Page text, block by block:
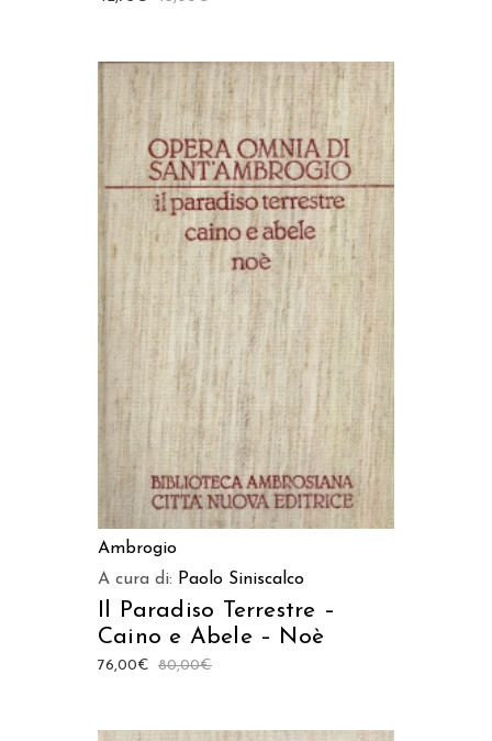
AGGIUNGI AL CARRELLO
Ambrogio
A cura di: Paolo Siniscalco
Il Paradiso Terrestre –
Caino e Abele – Noè
80,00€
76,00€